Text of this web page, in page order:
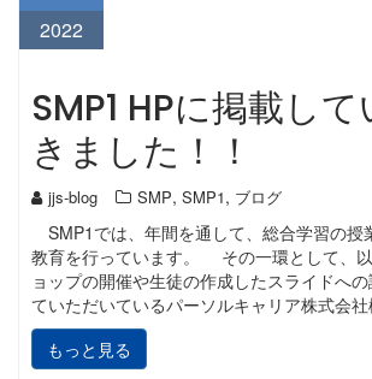
2022
SMP1 HPに掲載し
きました！！
jjs-blog SMP, SMP1, ブログ
SMP1では、年間を通して、総合学習の授
教育を行っています。 その一環として、
ョップの開催や生徒の作成したスライドへ
ていただいているパーソルキャリア株式会
もっと見る